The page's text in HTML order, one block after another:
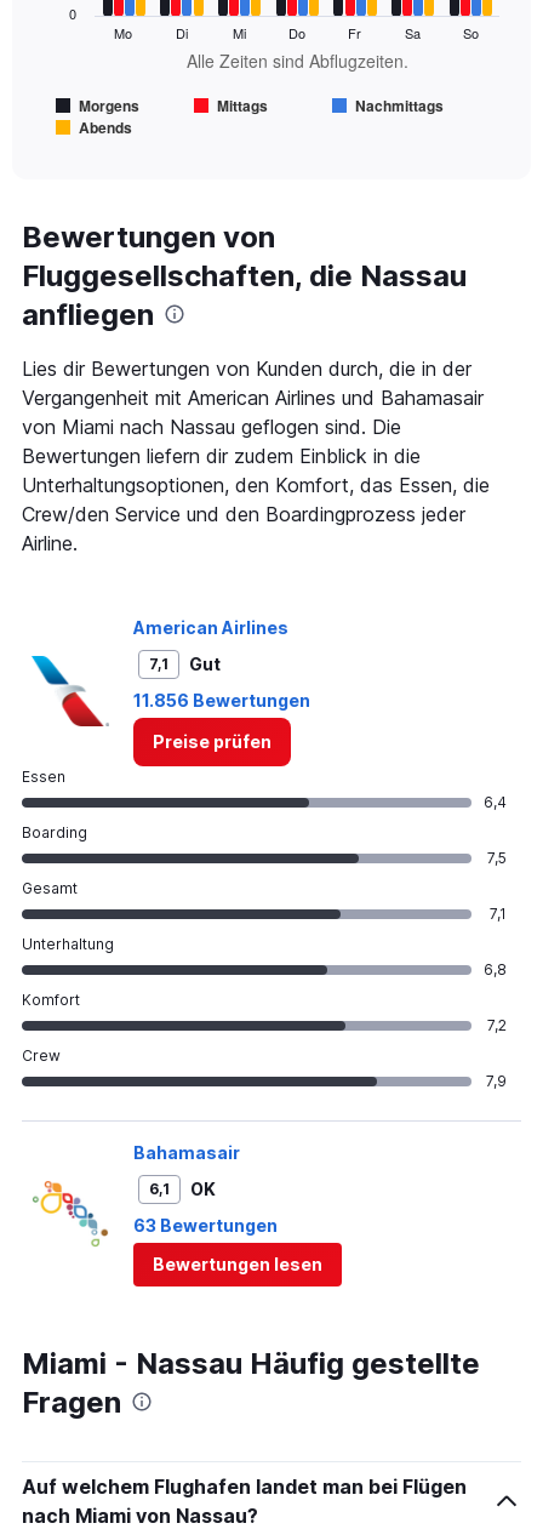
series.
has
Alle
Zeiten
sind
Abflugzeiten..
Range:
categories.
The
chart
has
1
Y
axis
displaying
values.
Alle Zeiten sind Abflugzeiten.
Morgens Mittags
Nachmittags
Abends
Mo Di Mi Do Fr Sa So
0
End
Bewertungen von
Fluggesellschaften, die Nassau
anfliegen
Lies dir Bewertungen von Kunden durch, die in der
Vergangenheit mit American Airlines und Bahamasair
von Miami nach Nassau geflogen sind. Die
Bewertungen liefern dir zudem Einblick in die
Unterhaltungsoptionen, den Komfort, das Essen, die
Crew/den Service und den Boardingprozess jeder
Airline.
American Airlines
7,1
Gut
11.856 Bewertungen
Preise prüfen
Essen
6,4
Boarding
7,5
Gesamt
7,1
Unterhaltung
6,8
Komfort
7,2
Crew
7,9
Bahamasair
6,1
OK
63 Bewertungen
Bewertungen lesen
Miami - Nassau Häufig gestellte
Fragen
Auf welchem Flughafen landet man bei Flügen
nach Miami von Nassau?